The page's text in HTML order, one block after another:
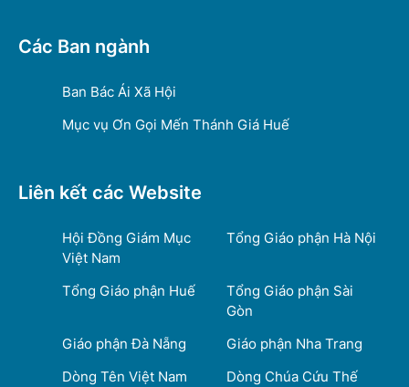
Các Ban ngành
Ban Bác Ái Xã Hội
Mục vụ Ơn Gọi Mến Thánh Giá Huế
Liên kết các Website
Hội Đồng Giám Mục
Việt Nam
Tổng Giáo phận Hà Nội
Tổng Giáo phận Huế
Tổng Giáo phận Sài
Gòn
Giáo phận Đà Nẵng
Giáo phận Nha Trang
Dòng Tên Việt Nam
Dòng Chúa Cứu Thế